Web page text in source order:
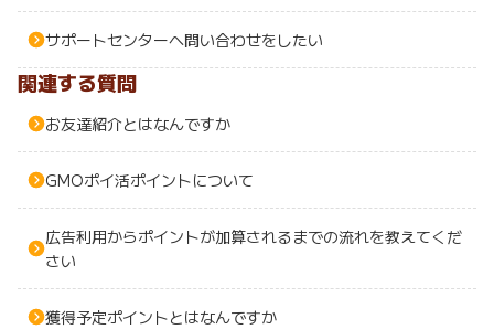
サポートセンターへ問い合わせをしたい
関連する質問
お友達紹介とはなんですか
GMOポイ活ポイントについて
広告利用からポイントが加算されるまでの流れを教えてくだ
さい
獲得予定ポイントとはなんですか